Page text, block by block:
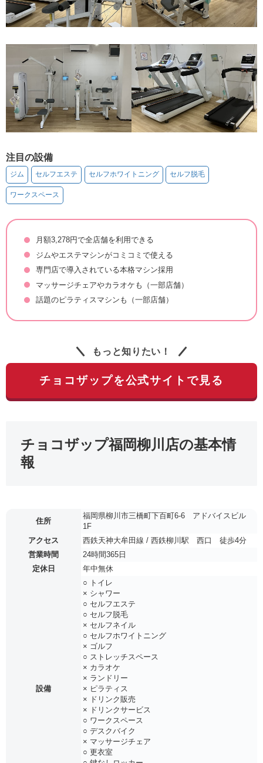
注目の設備
ジム セルフエステ セルフホワイトニング セルフ脱毛
ワークスペース
月額3,278円で全店舗を利用できる
ジムやエステマシンがコミコミで使える
専門店で導入されている本格マシン採用
マッサージチェアやカラオケも（一部店舗）
話題のピラティスマシンも（一部店舗）
もっと知りたい！
チョコザップを公式サイトで見る
チョコザップ福岡柳川店の基本情
報
住所
福岡県柳川市三橋町下百町6-6 アドバイスビル
1F
アクセス
西鉄天神大牟田線 / 西鉄柳川駅 西口 徒歩4分
営業時間
24時間365日
定休日
年中無休
設備
○ トイレ
× シャワー
○ セルフエステ
○ セルフ脱毛
× セルフネイル
○ セルフホワイトニング
× ゴルフ
○ ストレッチスペース
× カラオケ
× ランドリー
× ピラティス
× ドリンク販売
× ドリンクサービス
○ ワークスペース
○ デスクバイク
× マッサージチェア
○ 更衣室